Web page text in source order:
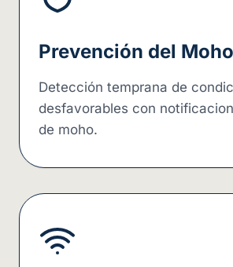
Prevención del Moho
Detección temprana de
desfavorables con
de moho.